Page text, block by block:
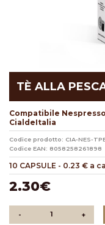
TÈ ALLA
Compatibile Nespresso
CialdeItalia
Codice prodotto: CIA-NES-
Codice EAN: 8058258261898
10 CAPSULE - 0.23 € a
2.30€
- +